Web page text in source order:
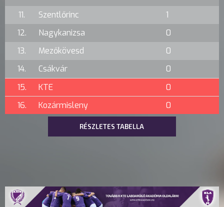
11.
Szentlőrinc
1
12.
Nagykanizsa
0
13.
Mezőkövesd
0
14.
Csákvár
0
15.
KTE
0
16.
Kozármisleny 0
RÉSZLETES TABELLA